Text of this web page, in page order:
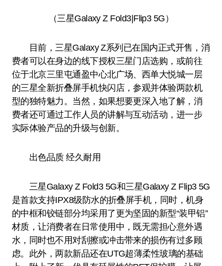
（三星Galaxy Z Fold3|Flip3 5G）
目前，三星Galaxy Z系列已在国内正式开售，消
费者可以在身边的线下授权三星门店选购，或前往
位于北京三里屯通盈中心北广场、西单大悦城一层
的三星全新折叠屏手机快闪店，参观并体验两款机
型的独特魅力。当然，如果想要更深入地了解，消
费者还可通过工作人员的讲解与互动活动，进一步
实际体验产品的升级与创新。
出色品质 经久耐用
三星Galaxy Z Fold3 5G和三星Galaxy Z Flip3 5G
是首款支持IPX8级防水的折叠屏手机，同时，机身
的中框和铰链部分均采用了更为坚固的新型“装甲铝”
材质，让消费者在日常使用中，既无需担心意外遇
水，同时也不用对刮擦或冲击带来的损伤有过多顾
虑。此外，两款新品还在UTG超薄柔性玻璃的基础